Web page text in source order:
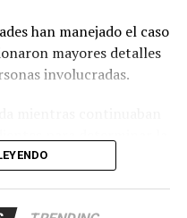
han manejado el caso
mayores detalles
involucradas.
intento de